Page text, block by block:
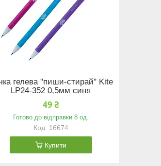
гелева "пиши-стирай" Kite
LP24-352 0,5мм синя
49 ₴
Готово до відправки 8 од.
16674
Купити